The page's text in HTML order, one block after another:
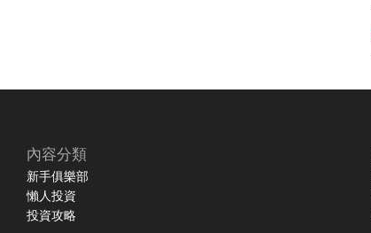
內容分類
新手俱樂部
懶人投資
投資攻略